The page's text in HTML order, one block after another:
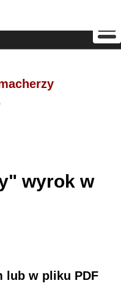
wyrok w
lub w pliku PDF